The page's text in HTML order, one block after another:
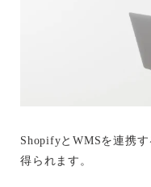
ShopifyとWMSを連携
得られます。